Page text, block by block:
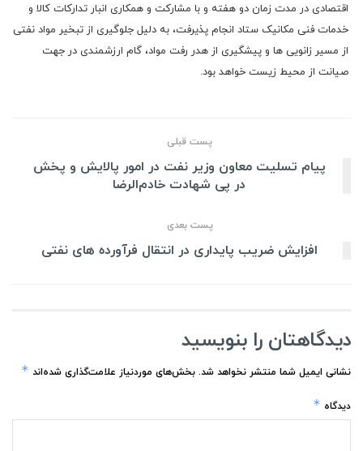
اقتصادی در مدت زمان دو هفته و با مشارکت و همکاری انبار تدارکات کالا و
خدمات فنی مکانیک ستاد انجام پذیرفت، به دلیل جلوگیری از تبخیر مواد نفتی
از مسیر زانویی ها و پیشگیری از هدر رفت مواد، گام ارزشمندی در جهت
صیانت از محیط زیست خواهد بود.
پست قبلی
پیام تسلیت معاون وزیر نفت در امور پالایش‌ و پخش
در پی شهادت خادم‌الرضا
پست بعدی
افزایش ضریب پایداری در انتقال فرآورده های نفتی
دیدگاهتان را بنویسید
نشانی ایمیل شما منتشر نخواهد شد. بخش‌های موردنیاز علامت‌گذاری شده‌اند *
دیدگاه *